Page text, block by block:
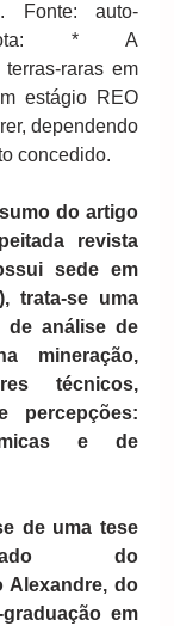
Fonte: auto-
Nota: * A
raras em
estágio REO
dependendo
concedido.
do artigo
revista
sede em
trata-se uma
de análise de
mineração,
técnicos,
percepções:
e de
de uma tese
do
Alexandre, do
em